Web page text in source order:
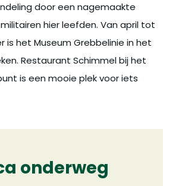
door een nagemaakte
hier leefden. Van april tot
is het Museum Grebbelinie in het
Restaurant Schimmel bij het
is een mooie plek voor iets
onderweg